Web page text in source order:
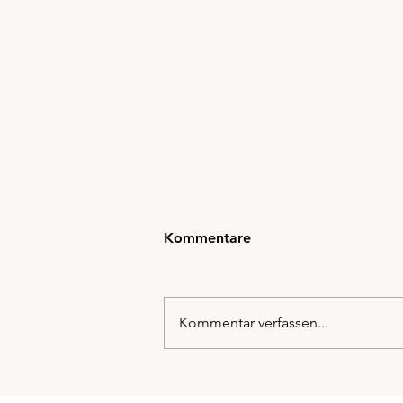
Welches Element bist du?
empfänglich. An anderen Tagen
brennen wir wie Feuer, voller
Kommentare
Kommentar verfassen...